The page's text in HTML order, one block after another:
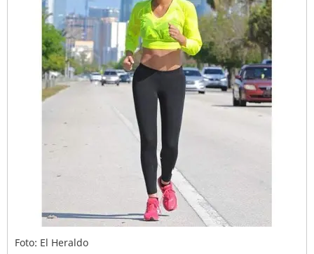
Foto: El Heraldo